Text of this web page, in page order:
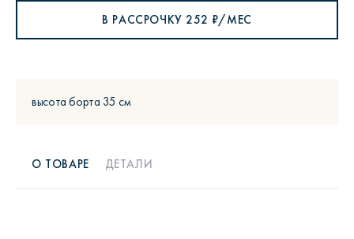
В РАССРОЧКУ 252 ₽/МЕС
высота борта 35 см
О ТОВАРЕ ДЕТАЛИ